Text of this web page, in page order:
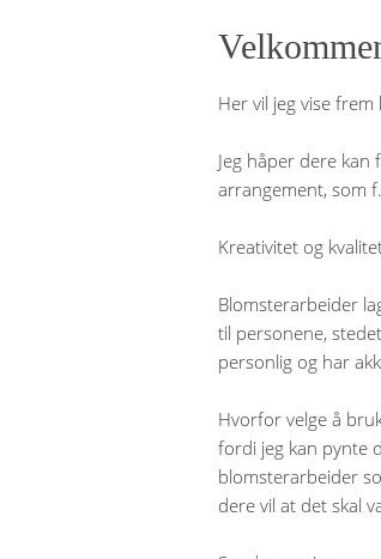
Her vil jeg vise
Jeg håper dere
arrangement, som
Kreativitet og
Blomsterarbeider
til personene,
personlig og har
Hvorfor velge å
fordi jeg kan pynte
blomsterarbeider
dere vil at det skal